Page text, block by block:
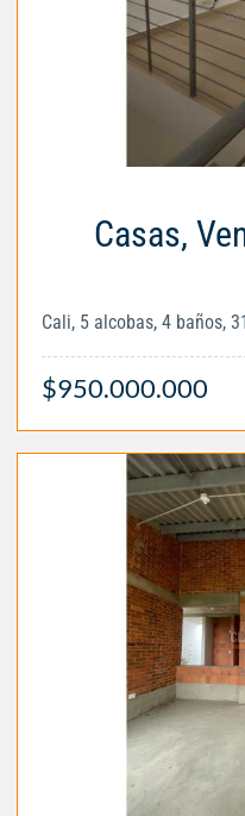
Casas,
Cali, 5 alcobas, 4 baños,
$950.000.000